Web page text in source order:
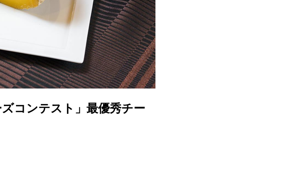
コンテスト」最優秀チー